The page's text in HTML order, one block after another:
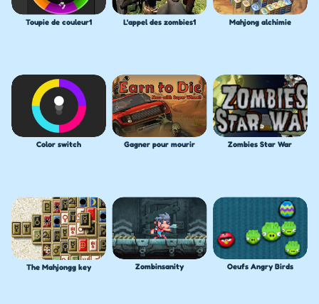
Toupie de couleur1 L'appel des zombies1 Mahjong alchimie
Color switch Gagner pour mourir Zombies Star War
The Mahjongg key Zombinsanity Oeufs Angry Birds